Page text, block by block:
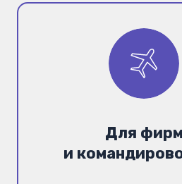
Для фирм
и